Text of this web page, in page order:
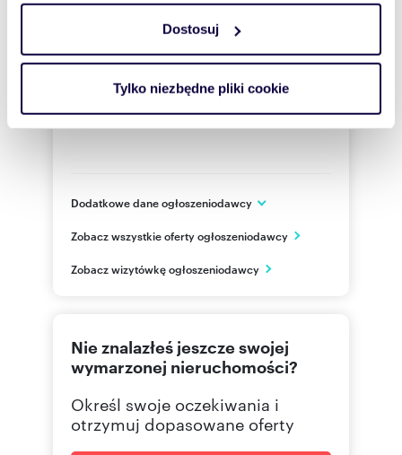
Wykorzystujemy pliki cookie do spersonalizowania treści
i reklam, aby oferować funkcje społecznościowe i
korzystasz z naszej witryny, udostępniamy partnerom
Dostosuj
Tylko niezbędne pliki cookie
Dodatkowe dane ogłoszeniodawcy
Piaseczno
PL
Zobacz wszystkie oferty ogłoszeniodawcy
Zobacz wizytówkę ogłoszeniodawcy
Nie znalazłeś jeszcze swojej
wymarzonej nieruchomości?
Określ swoje oczekiwania i
otrzymuj dopasowane oferty